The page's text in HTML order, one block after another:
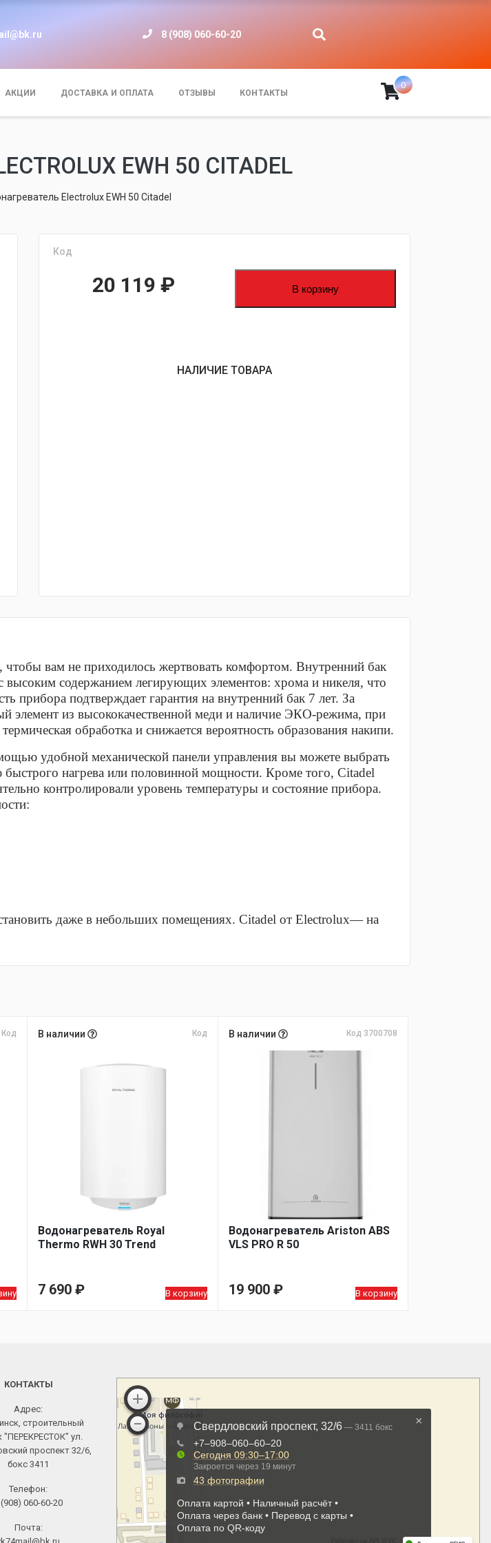
8 (908) 060-60-20
АКЦИИ ДОСТАВКА И ОПЛАТА ОТЗЫВЫ КОНТАКТЫ
0
EWH 50 CITADEL
Electrolux EWH 50 Citadel
Код
20 119 ₽ В корзину
НАЛИЧИЕ ТОВАРА
чтобы вам не приходилось жертвовать комфортом. Внутренний бак
содержанием легирующих элементов: хрома и никеля, что
прибора подтверждает гарантия на внутренний бак 7 лет. За
элемент из высококачественной меди и наличие ЭКО-режима, при
обработка и снижается вероятность образования накипи.
удобной механической панели управления вы можете выбрать
нагрева или половинной мощности. Кроме того, Citadel
контролировали уровень температуры и состояние прибора.
даже в небольших помещениях. Сitadel от Electrolux— на
Код В наличии Код
Водонагреватель Royal
Thermo RWH 30 Trend
7 690 ₽ В корзину
В наличии Код 3700708
Водонагреватель Ariston ABS
VLS PRO R 50
19 900 ₽ В корзину
КОНТАКТЫ
Адрес:
строительный
"ПЕРЕКРЕСТОК" ул.
проспект 32/6,
бокс 3411
Телефон:
(908) 060-60-20
Почта: